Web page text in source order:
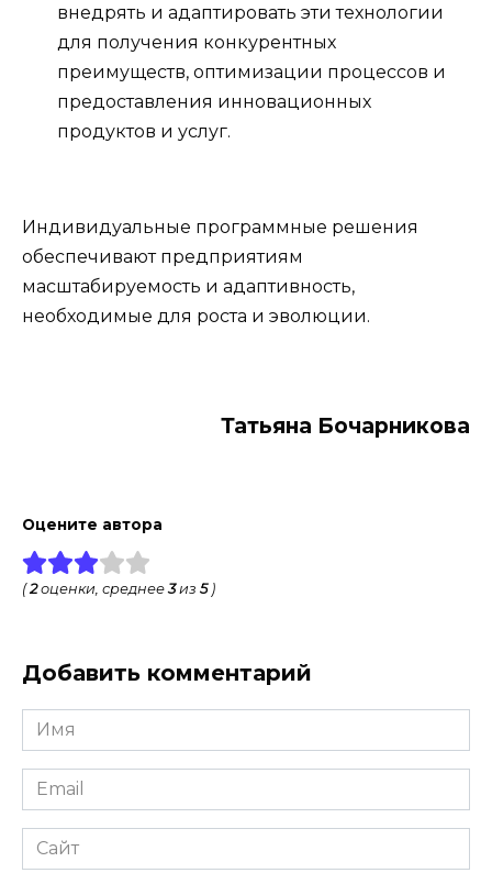
внедрять и адаптировать эти технологии
для получения конкурентных
преимуществ, оптимизации процессов и
предоставления инновационных
продуктов и услуг.
Индивидуальные программные решения
обеспечивают предприятиям
масштабируемость и адаптивность,
необходимые для роста и эволюции.
Тать­яна Бо­чар­ни­кова
Оцените автора
(2оценки, среднее3из 5)
Добавить комментарий
Имя
*
Email
*
Сайт